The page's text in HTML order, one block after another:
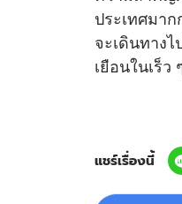
ประเทศมา
จะเดินทางไ
เยือนในเร็
แชร์เรื่องนี้